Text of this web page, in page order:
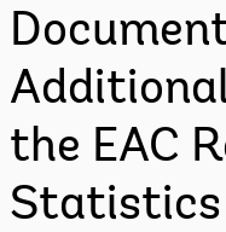
the EAC
Statistics